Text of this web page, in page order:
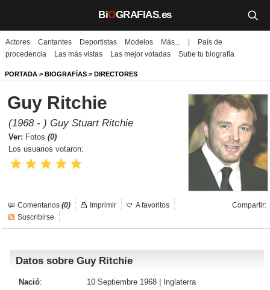
BiOGRAFIAS.es
Biografías
Películas
TV
Música
Un día como hoy
Galerías
Iniciar sesión
Actores Cantantes Deportistas Modelos Más...
País de
procedencia
Las más vistas Las mejor votadas Sube tu biografía
PORTADA > BIOGRAFÍAS > DIRECTORES
Guy Ritchie
(1968 - ) Guy Stuart Ritchie
Ver: Fotos (0)
Los usuarios votaron:
Comentarios (0) Compartir:
Imprimir
A favoritos
Suscribirse
Datos sobre Guy Ritchie
Nació: 10 Septiembre 1968 |
Inglaterra